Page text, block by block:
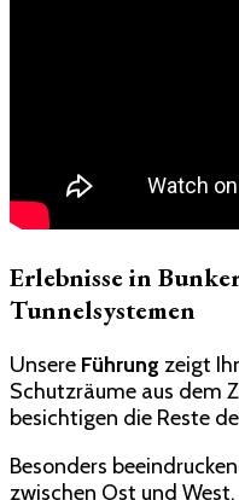
Erlebnisse in
Tunnelsystemen
Unsere Führung zeigt
Schutzräume aus dem
besichtigen die Reste
Besonders
zwischen Ost und